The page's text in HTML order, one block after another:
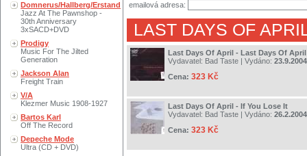
Domnerus/Hallberg/Erstand
Jazz At The Pawnshop -
30th Anniversary
3xSACD+DVD
Prodigy
Music For The Jilted
Generation
Jackson Alan
Freight Train
V/A
Klezmer Music 1908-1927
Bartos Karl
Off The Record
Depeche Mode
Ultra (CD + DVD)
emailová adresa:
LAST DAYS OF
Last Days Of April - Last Days Of April
Vydavatel: Bad Taste | Vydáno: 23.9.2004
Cena: 323 Kč
Last Days Of April - If You Lose It
Vydavatel: Bad Taste | Vydáno: 26.2.2004
Cena: 323 Kč